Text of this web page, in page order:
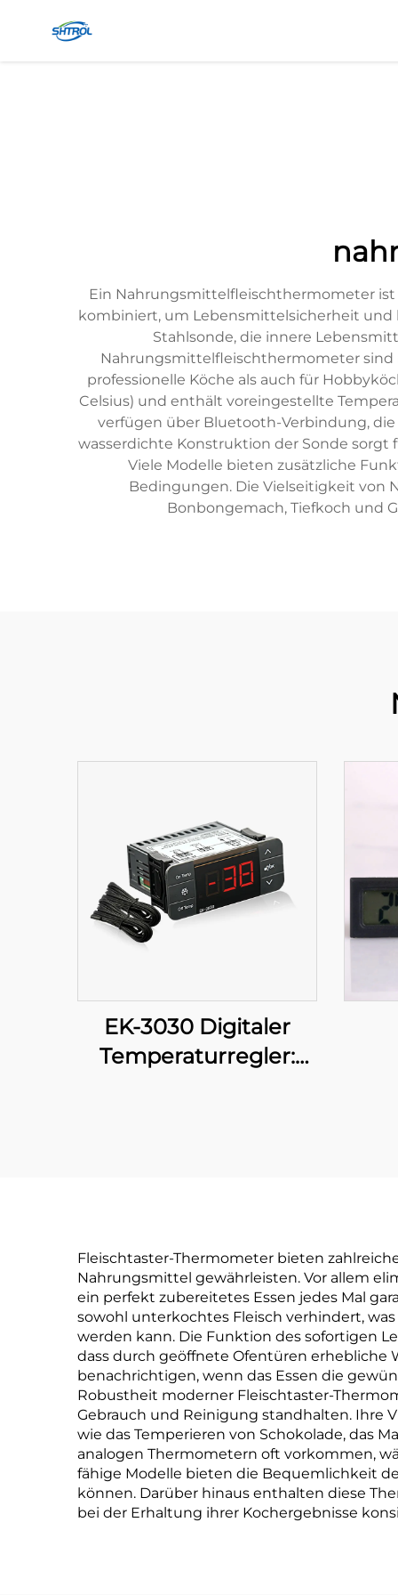
Ein Nahrungsmittelfleischthermometer
kombiniert, um Lebensmittelsicherheit und
Stahlsonde, die innere
Nahrungsmittelfleischthermometer sind
professionelle Köche als auch für
Celsius) und enthält voreingestellte
verfügen über Bluetooth-Verbindung,
wasserdichte Konstruktion der Sonde sorgt
Viele Modelle bieten zusätzliche
Bedingungen. Die Vielseitigkeit von
Bonbongemach, Tiefkoch und
EK-3030 Digitaler
Temperaturregler:
Fleischtaster-Thermometer bieten
Nahrungsmittel gewährleisten. Vor allem
ein perfekt zubereitetes Essen jedes Mal
sowohl unterkochtes Fleisch verhindert,
werden kann. Die Funktion des sofortigen
dass durch geöffnete Ofentüren erhebliche
benachrichtigen, wenn das Essen die
Robustheit moderner Fleischtaster-
Gebrauch und Reinigung standhalten. Ihre
wie das Temperieren von Schokolade, das
analogen Thermometern oft vorkommen,
fähige Modelle bieten die Bequemlichkeit
können. Darüber hinaus enthalten diese
bei der Erhaltung ihrer Kochergebnisse